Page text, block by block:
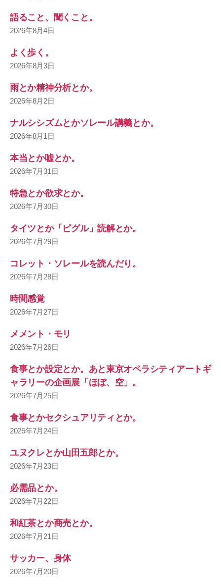
語ること、聞くこと。
2026年8月4日
よく歩く。
2026年8月3日
雨とか精神分析とか。
2026年8月2日
ナルシシズムとかソレール講義とか。
2026年8月1日
本当とか嘘とか。
2026年7月31日
特急とか欲求とか。
2026年7月30日
タイツとか「ピグル」読解とか。
2026年7月29日
コレット・ソレールを読んだり。
2026年7月28日
時間感覚
2026年7月27日
メメント・モリ
2026年7月26日
食事とか設定とか。あと東京オペラシティアートギ
ャラリーの企画展「ほぼ、空」。
2026年7月25日
食事とかセクシュアリティとか。
2026年7月24日
ユヌクレとか山田五郎とか。
2026年7月23日
必需品とか。
2026年7月22日
和紅茶とか商売とか。
2026年7月21日
サッカー、身体
2026年7月20日